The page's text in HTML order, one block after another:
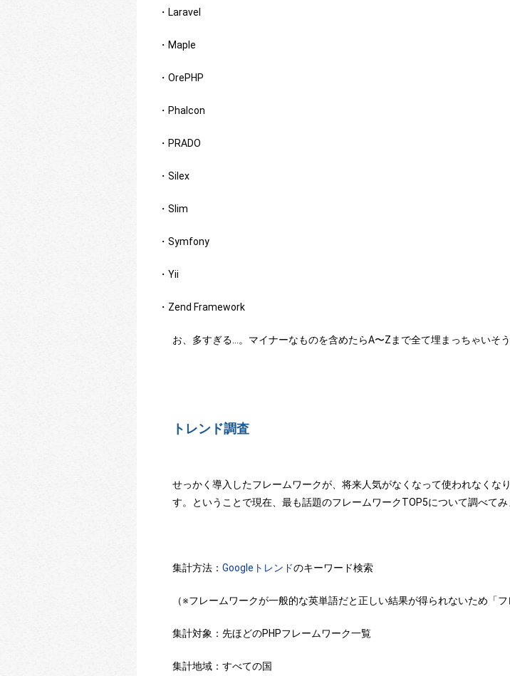
・Laravel
・Maple
・OrePHP
・Phalcon
・PRADO
・Silex
・Slim
・Symfony
・Yii
・Zend Framework
お、多すぎる…。マイナーなものを含めたらA〜Zまで全て埋まっちゃいそう
トレンド調査
せっかく導入したフレームワークが、将来人気がなくなって使われなくな
す。ということで現在、最も話題のフレームワークTOP5について調べてみ
集計方法：Googleトレンドのキーワード検索
（※フレームワークが一般的な英単語だと正しい結果が得られないため「
集計対象：先ほどのPHPフレームワーク一覧
集計地域：すべての国